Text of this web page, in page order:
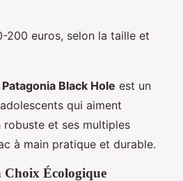
200 euros, selon la taille et
Black Hole est un
qui aiment
robuste et ses multiples
à main pratique et durable.
Choix Écologique